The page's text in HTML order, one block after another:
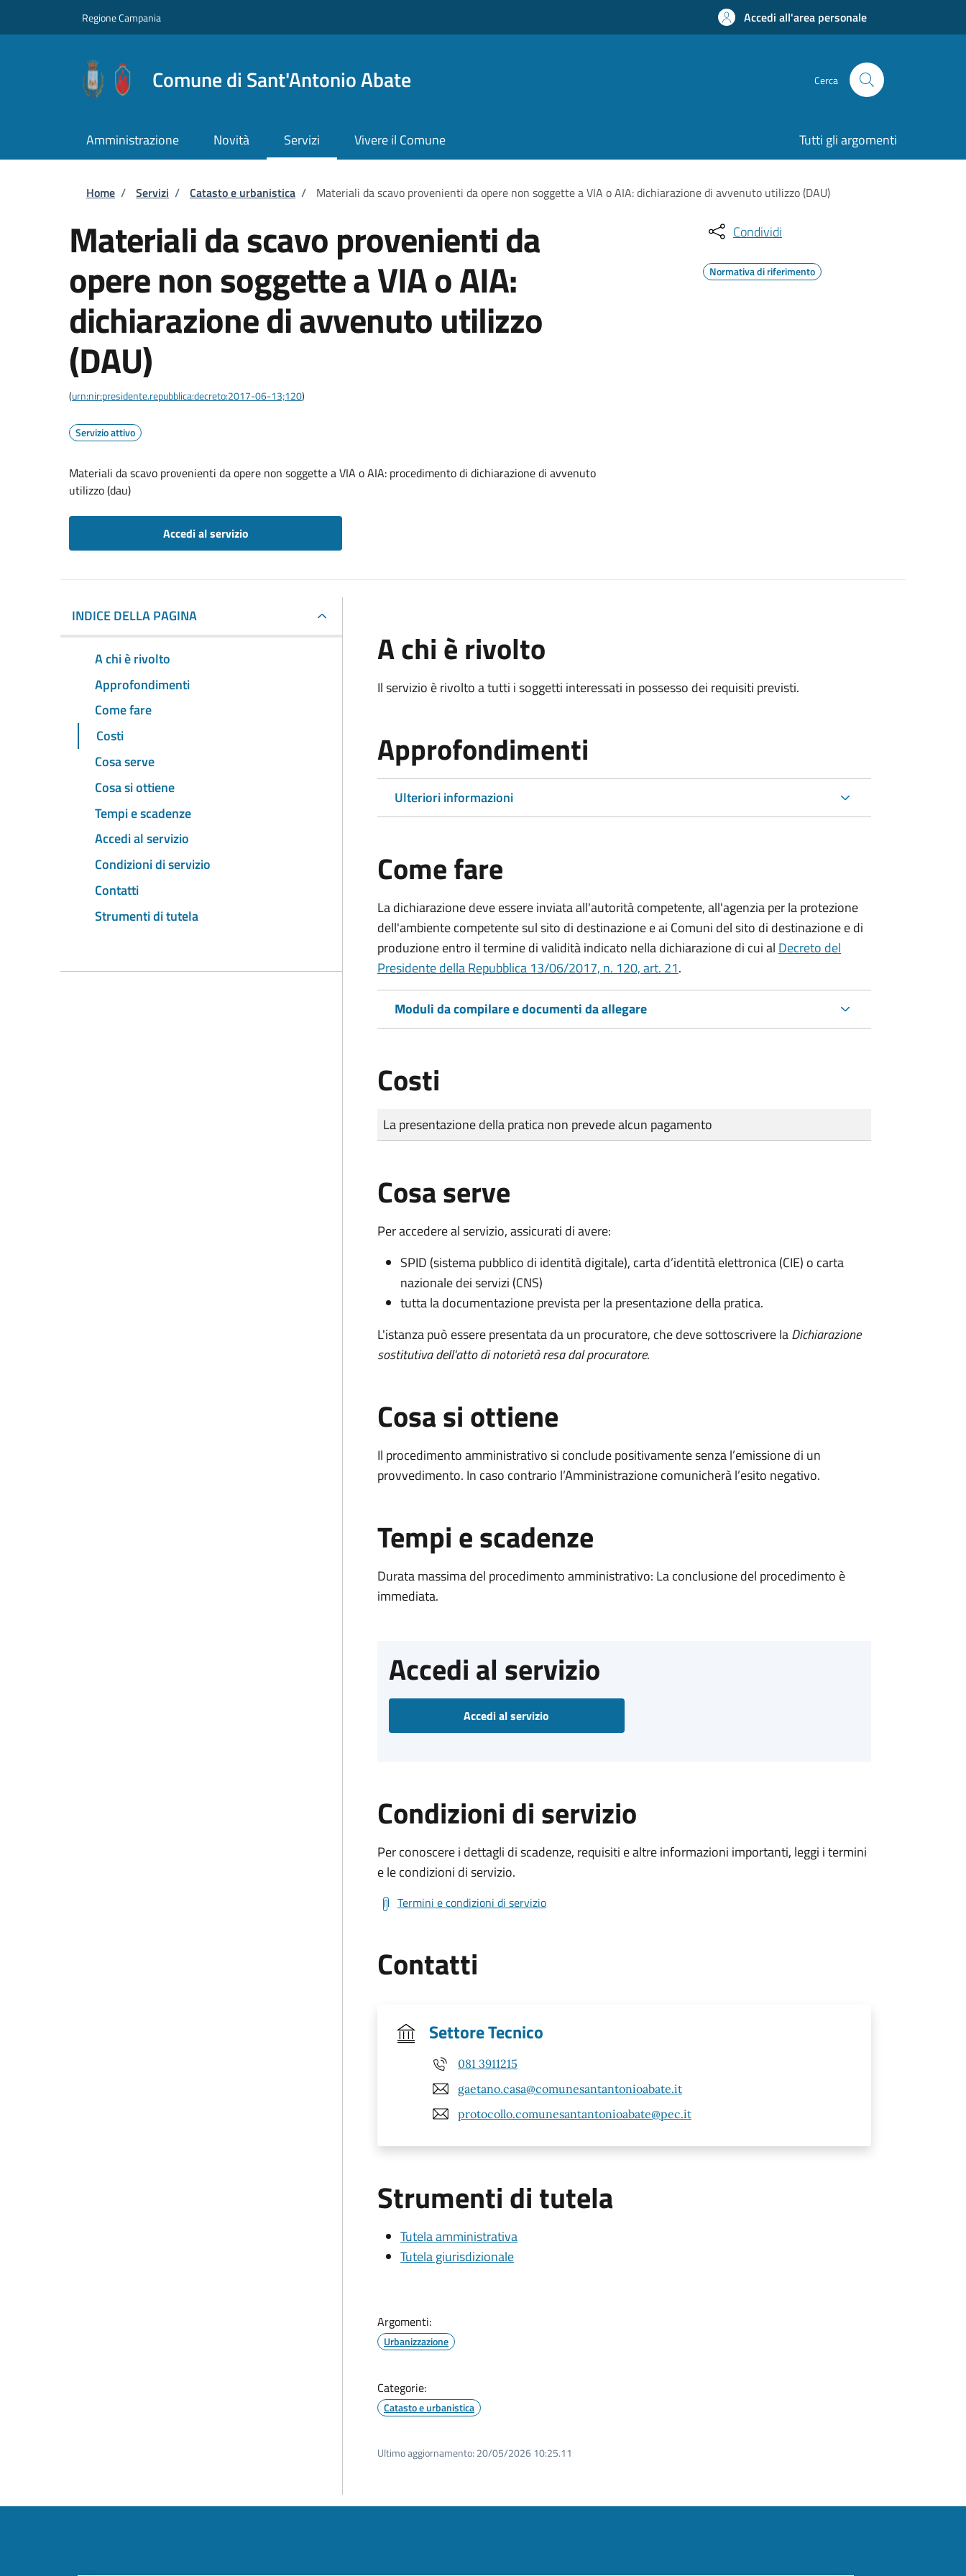
Regione Campania Accedi all'area personale
Comune di Sant'Antonio Abate Cerca
Amministrazione Novità Servizi Vivere il Comune Tutti gli argomenti
Briciole di pane
Home / Servizi / Catasto e urbanistica / Materiali da scavo provenienti da opere non soggette a VIA o AIA: dichiarazione di avvenuto utilizzo (DAU)
Materiali da scavo provenienti da
opere non soggette a VIA o AIA:
dichiarazione di avvenuto utilizzo
(DAU)
(urn:nir:presidente.repubblica:decreto:2017-06-13;120)
Servizio attivo
Materiali da scavo provenienti da opere non soggette a VIA o AIA: procedimento di dichiarazione di avvenuto
utilizzo (dau)
Accedi al servizio
Condividi
Normativa di riferimento
INDICE DELLA PAGINA
A chi è rivolto
Approfondimenti
Come fare
Costi
Cosa serve
Cosa si ottiene
Tempi e scadenze
Accedi al servizio
Condizioni di servizio
Contatti
Strumenti di tutela
A chi è rivolto
Il servizio è rivolto a tutti i soggetti interessati in possesso dei requisiti previsti.
Approfondimenti
Ulteriori informazioni
Come fare
La dichiarazione deve essere inviata all'autorità competente, all'agenzia per la protezione
dell'ambiente competente sul sito di destinazione e ai Comuni del sito di destinazione e di
produzione entro il termine di validità indicato nella dichiarazione di cui al Decreto del
Presidente della Repubblica 13/06/2017, n. 120, art. 21.
Moduli da compilare e documenti da allegare
Costi
Tipo di pagamento
Importo
La presentazione della pratica non prevede alcun pagamento
Cosa serve
Per accedere al servizio, assicurati di avere:
SPID (sistema pubblico di identità digitale), carta d’identità elettronica (CIE) o carta
nazionale dei servizi (CNS)
tutta la documentazione prevista per la presentazione della pratica.
L'istanza può essere presentata da un procuratore, che deve sottoscrivere laDichiarazione
sostitutiva dell'atto di notorietà resa dal procuratore.
Cosa si ottiene
Il procedimento amministrativo si conclude positivamente senza l’emissione di un
provvedimento. In caso contrario l’Amministrazione comunicherà l’esito negativo.
Tempi e scadenze
Durata massima del procedimento amministrativo: La conclusione del procedimento è
immediata.
Accedi al servizio
Accedi al servizio
Condizioni di servizio
Per conoscere i dettagli di scadenze, requisiti e altre informazioni importanti, leggi i termini
e le condizioni di servizio.
Termini e condizioni di servizio
Contatti
Settore Tecnico
081 3911215
gaetano.casa@comunesantantonioabate.it
protocollo.comunesantantonioabate@pec.it
Strumenti di tutela
Tutela amministrativa
Tutela giurisdizionale
Argomenti:
Urbanizzazione
Categorie:
Catasto e urbanistica
Ultimo aggiornamento: 20/05/2026 10:25.11